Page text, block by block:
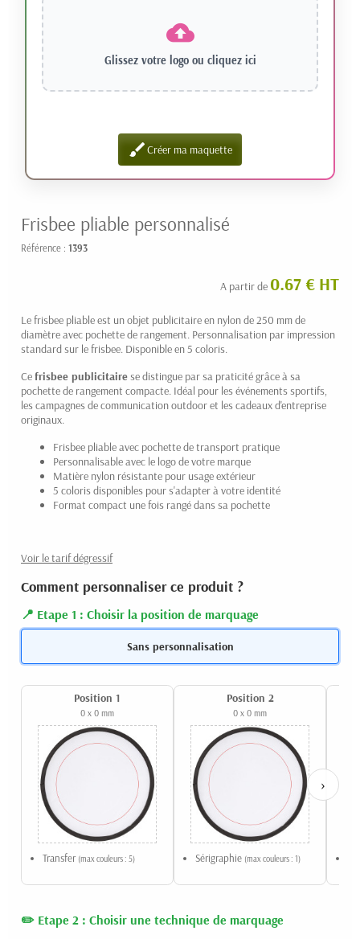
Glissez votre logo ou cliquez ici
brushCréer ma maquette
Frisbee pliable personnalisé
Référence : 1393
A partir de 0.67 € HT
Le frisbee pliable est un objet publicitaire en nylon de 250 mm de
diamètre avec pochette de rangement. Personnalisation par impression
standard sur le frisbee. Disponible en 5 coloris.
Cefrisbee publicitaire se distingue par sa praticité grâce à sa
pochette de rangement compacte. Idéal pour les événements sportifs,
les campagnes de communication outdoor et les cadeaux d'entreprise
originaux.
Frisbee pliable avec pochette de transport pratique
Personnalisable avec le logo de votre marque
Matière nylon résistante pour usage extérieur
5 coloris disponibles pour s'adapter à votre identité
Format compact une fois rangé dans sa pochette
Voir le tarif dégressif
Comment personnaliser ce produit ?
Etape 1 : Choisir la position de marquage
Sans personnalisation
Position 1
0 x 0 mm
Transfer (max couleurs : 5)
Position 2
0 x 0 mm
Sérigraphie (max couleurs : 1)
›
Etape 2 : Choisir une technique de marquage